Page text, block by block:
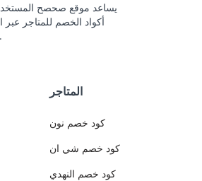
يساعد موقع صحصح
أكواد الخصم للمتاجر عبر
والتي يتم تحديثها باستمرار.
المتاجر
كود خصم نون
كود خصم شي ان
كود خصم النهدي